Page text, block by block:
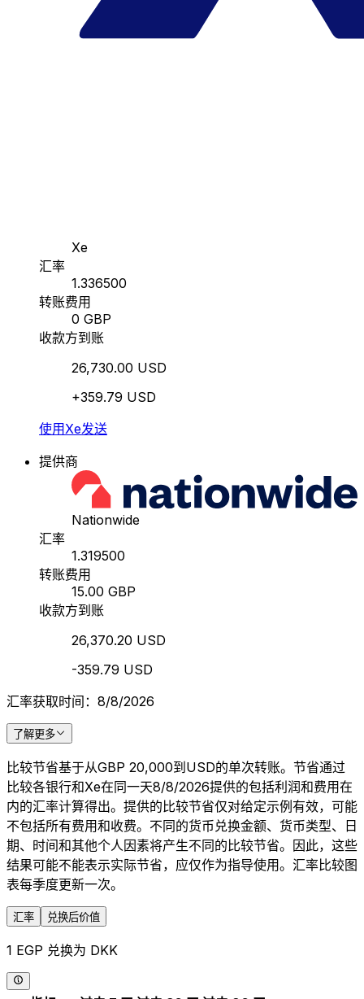
Xe
汇率
1.336500
转账费用
0 GBP
收款方到账
26,730.00 USD
+359.79 USD
使用Xe发送
提供商
Nationwide
汇率
1.319500
转账费用
15.00 GBP
收款方到账
26,370.20 USD
-359.79 USD
汇率获取时间：8/8/2026
了解更多
比较节省基于从GBP 20,000到USD的单次转账。节省通过
比较各银行和Xe在同一天8/8/2026提供的包括利润和费用在
内的汇率计算得出。提供的比较节省仅对给定示例有效，可能
不包括所有费用和收费。不同的货币兑换金额、货币类型、日
期、时间和其他个人因素将产生不同的比较节省。因此，这些
结果可能不能表示实际节省，应仅作为指导使用。汇率比较图
表每季度更新一次。
汇率 兑换后价值
1 EGP 兑换为 DKK